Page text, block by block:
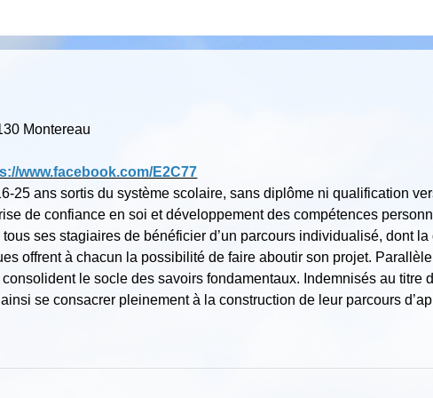
Montereau
www.facebook.com/E2C77
25 ans sortis du système scolaire, sans diplôme ni qualification
de confiance en soi et développement des compétences
ses stagiaires de bénéficier d’un parcours individualisé, dont
offrent à chacun la possibilité de faire aboutir son projet.
le socle des savoirs fondamentaux. Indemnisés au titre
se consacrer pleinement à la construction de leur parcours